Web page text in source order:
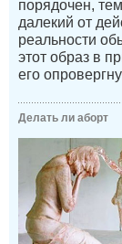
порядочен,
далекий от
реальности
этот образ в
его
Делать ли аборт